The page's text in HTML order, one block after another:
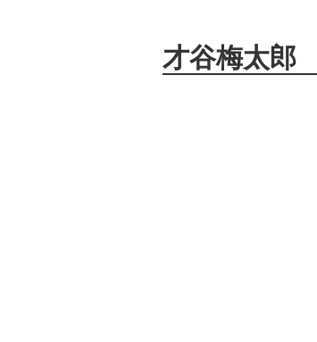
才谷梅太郎